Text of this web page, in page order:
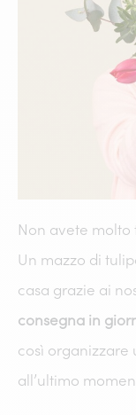
Non avete
Un mazzo di
casa grazie ai
consegna in
così organizzare
all’ultimo